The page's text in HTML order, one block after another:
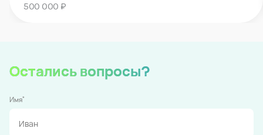
500 000 ₽
Остались вопросы?
Имя*